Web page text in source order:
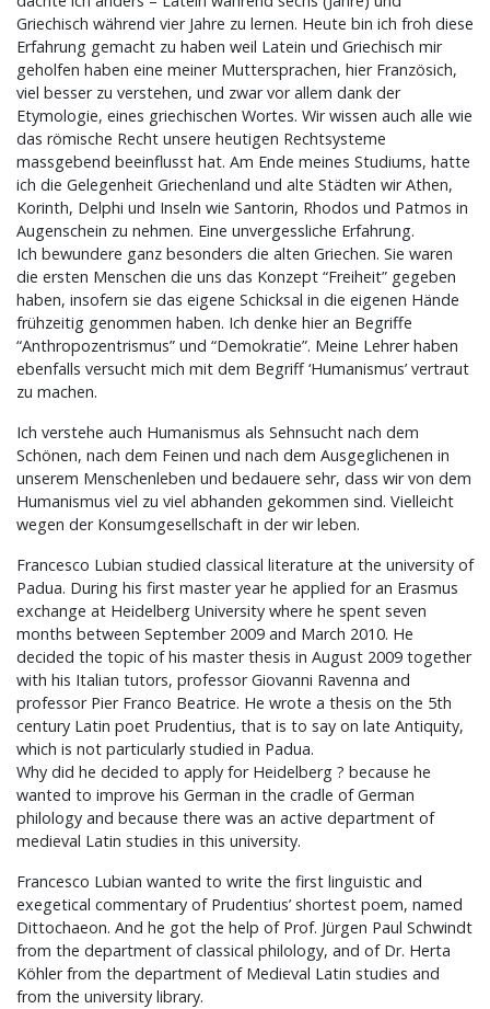
Griechisch während vier Jahre zu lernen. Heute bin ich froh diese
Erfahrung gemacht zu haben weil Latein und Griechisch mir
geholfen haben eine meiner Muttersprachen, hier Französich,
viel besser zu verstehen, und zwar vor allem dank der
Etymologie, eines griechischen Wortes. Wir wissen auch alle wie
das römische Recht unsere heutigen Rechtsysteme
massgebend beeinflusst hat. Am Ende meines Studiums, hatte
ich die Gelegenheit Griechenland und alte Städten wir Athen,
Korinth, Delphi und Inseln wie Santorin, Rhodos und Patmos in
Augenschein zu nehmen. Eine unvergessliche Erfahrung.
Ich bewundere ganz besonders die alten Griechen. Sie waren
die ersten Menschen die uns das Konzept “Freiheit” gegeben
haben, insofern sie das eigene Schicksal in die eigenen Hände
frühzeitig genommen haben. Ich denke hier an Begriffe
“Anthropozentrismus” und “Demokratie”. Meine Lehrer haben
ebenfalls versucht mich mit dem Begriff ‘Humanismus’ vertraut
zu machen.
Ich verstehe auch Humanismus als Sehnsucht nach dem
Schönen, nach dem Feinen und nach dem Ausgeglichenen in
unserem Menschenleben und bedauere sehr, dass wir von dem
Humanismus viel zu viel abhanden gekommen sind. Vielleicht
wegen der Konsumgesellschaft in der wir leben.
Francesco Lubian studied classical literature at the university of
Padua. During his first master year he applied for an Erasmus
exchange at Heidelberg University where he spent seven
months between September 2009 and March 2010. He
decided the topic of his master thesis in August 2009 together
with his Italian tutors, professor Giovanni Ravenna and
professor Pier Franco Beatrice. He wrote a thesis on the 5th
century Latin poet Prudentius, that is to say on late Antiquity,
which is not particularly studied in Padua.
Why did he decided to apply for Heidelberg ? because he
wanted to improve his German in the cradle of German
philology and because there was an active department of
medieval Latin studies in this university.
Francesco Lubian wanted to write the first linguistic and
exegetical commentary of Prudentius’ shortest poem, named
Dittochaeon. And he got the help of Prof. Jürgen Paul Schwindt
from the department of classical philology, and of Dr. Herta
Köhler from the department of Medieval Latin studies and
from the university library.